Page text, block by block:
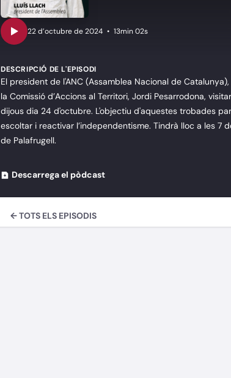
• 13min 02s
DESCRIPCIÓ DE L'EPISODI
El president de l'ANC (Assamblea Nacional de
la Comissió d’Accions al Territori, Jordi Pesarrodona,
dijous dia 24 d'octubre. L'objectiu d'aquestes trobades
escoltar i reactivar l’independentisme. Tindrà lloc a les 7
de Palafrugell.
Descarrega el pòdcast
← TOTS ELS EPISODIS